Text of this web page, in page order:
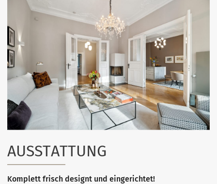
AUSSTATTUNG
Komplett frisch designt und eingerichtet!